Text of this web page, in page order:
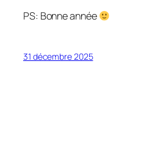
PS: Bonne année
31 décembre 2025